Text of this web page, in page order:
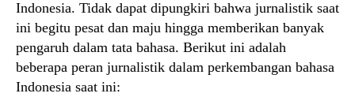
Indonesia. Tidak dapat dipungkiri bahwa jurnalistik saat
ini begitu pesat dan maju hingga memberikan banyak
pengaruh dalam tata bahasa. Berikut ini adalah
beberapa peran jurnalistik dalam perkembangan bahasa
Indonesia saat ini: